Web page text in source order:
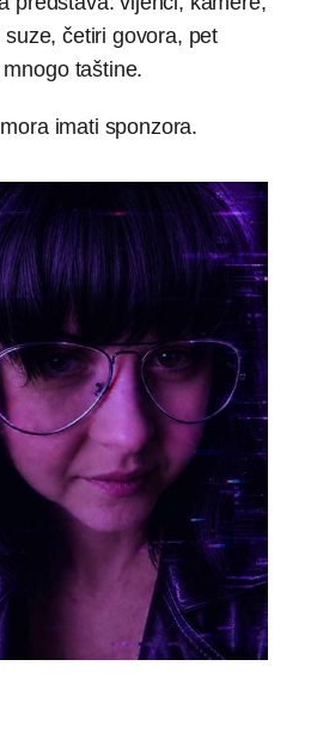
četiri govora, pet
taštine.
imati sponzora.